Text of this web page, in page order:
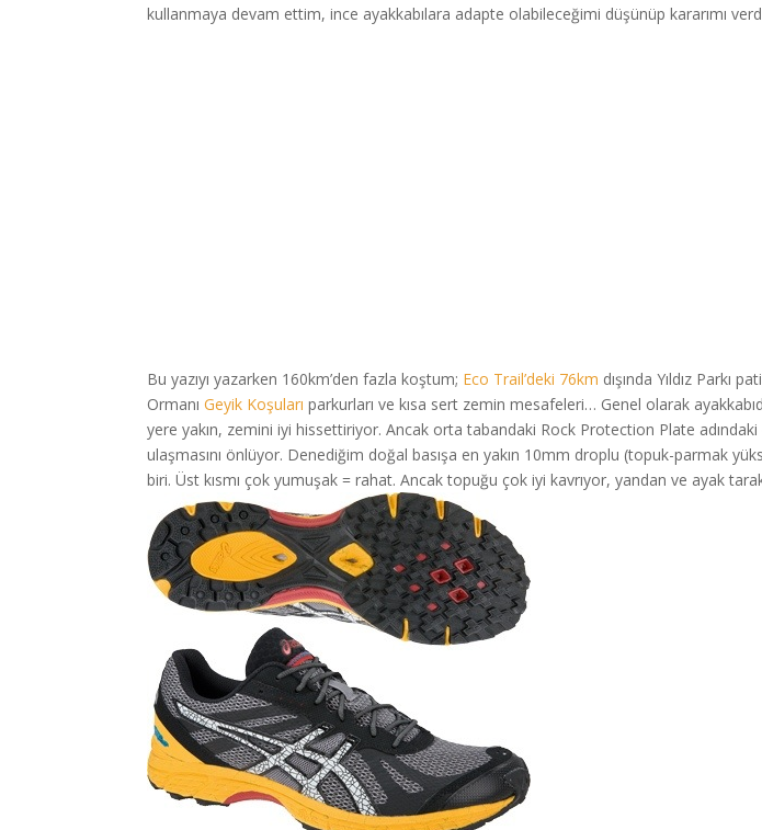
kullanmaya devam ettim, ince ayakkabılara adapte olabileceğimi düşünüp kararımı
Bu yazıyı yazarken 160km’den fazla koştum; Eco Trail’deki 76km dışında Yıldız Parkı
OrmanıGeyik Koşularıparkurları ve kısa sert zemin mesafeleri… Genel olarak
yere yakın, zemini iyi hissettiriyor. Ancak orta tabandaki Rock Protection Plate
ulaşmasını önlüyor. Denediğim doğal basışa en yakın 10mm droplu (topuk-parmak
biri. Üst kısmı çok yumuşak = rahat. Ancak topuğu çok iyi kavrıyor, yandan ve ayak